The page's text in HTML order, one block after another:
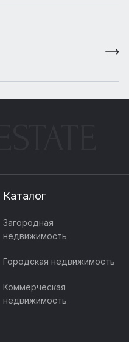
Каталог
Загородная
недвижимость
Городская недвижимость
Коммерческая
недвижимость